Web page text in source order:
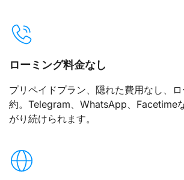
ローミング料金なし
プリペイドプラン、隠れた費用なし、
約。Telegram、WhatsApp、Facetime
がり続けられます。